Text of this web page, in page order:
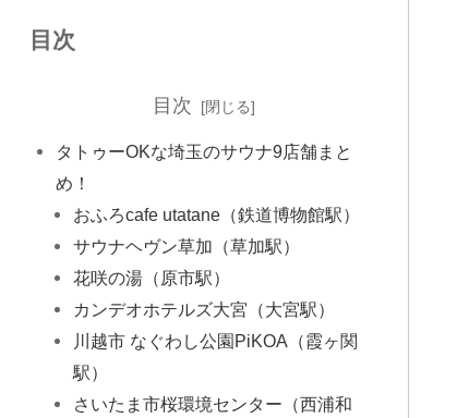
目次
目次
タトゥーOKな埼玉のサウナ9店舗まと
め！
おふろcafe utatane（鉄道博物館駅）
サウナヘヴン草加（草加駅）
花咲の湯（原市駅）
カンデオホテルズ大宮（大宮駅）
川越市 なぐわし公園PiKOA（霞ヶ関
駅）
さいたま市桜環境センター（西浦和